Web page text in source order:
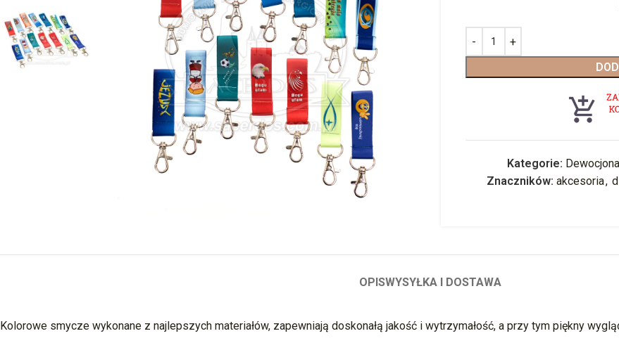
Kategorie:
Znaczników: akcesoria,
OPISWYSYŁKA I DOSTAWA
Kolorowe smycze wykonane z najlepszych materiałów, zapewniają doskonałą jakość i wytrzymałość, a przy tym piękny